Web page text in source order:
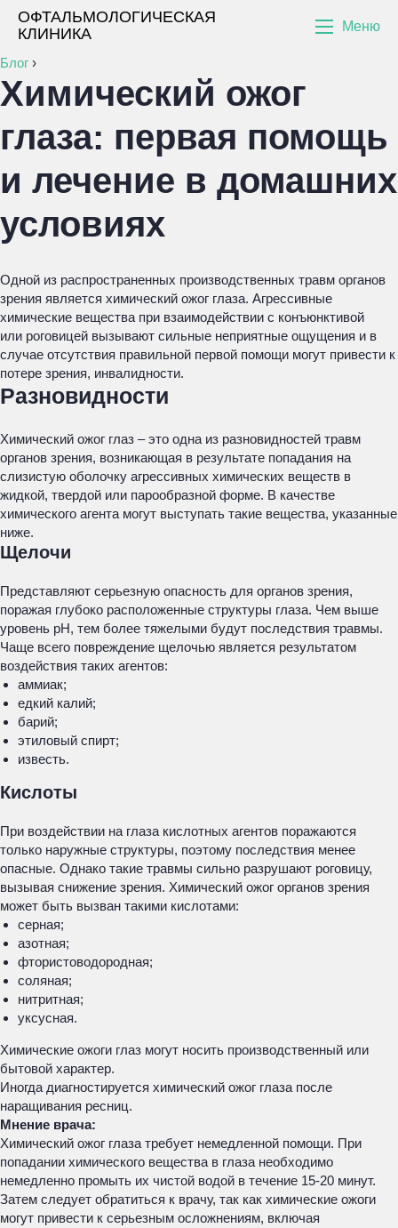
ОФТАЛЬМОЛОГИЧЕСКАЯ
КЛИНИКА
Меню
Блог ›
Химический ожог
глаза: первая помощь
и лечение в домашних
условиях
Одной из распространенных производственных травм органов
зрения является химический ожог глаза. Агрессивные
химические вещества при взаимодействии с конъюнктивой
или роговицей вызывают сильные неприятные ощущения и в
случае отсутствия правильной первой помощи могут привести к
потере зрения, инвалидности.
Разновидности
Химический ожог глаз – это одна из разновидностей травм
органов зрения, возникающая в результате попадания на
слизистую оболочку агрессивных химических веществ в
жидкой, твердой или парообразной форме. В качестве
химического агента могут выступать такие вещества, указанные
ниже.
Щелочи
Представляют серьезную опасность для органов зрения,
поражая глубоко расположенные структуры глаза. Чем выше
уровень рН, тем более тяжелыми будут последствия травмы.
Чаще всего повреждение щелочью является результатом
воздействия таких агентов:
аммиак;
едкий калий;
барий;
этиловый спирт;
известь.
Кислоты
При воздействии на глаза кислотных агентов поражаются
только наружные структуры, поэтому последствия менее
опасные. Однако такие травмы сильно разрушают роговицу,
вызывая снижение зрения. Химический ожог органов зрения
может быть вызван такими кислотами:
серная;
азотная;
фтористоводородная;
соляная;
нитритная;
уксусная.
Химические ожоги глаз могут носить производственный или
бытовой характер.
Иногда диагностируется химический ожог глаза после
наращивания ресниц.
Мнение врача:
Химический ожог глаза требует немедленной помощи. При
попадании химического вещества в глаза необходимо
немедленно промыть их чистой водой в течение 15-20 минут.
Затем следует обратиться к врачу, так как химические ожоги
могут привести к серьезным осложнениям, включая